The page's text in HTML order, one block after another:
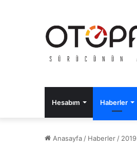
Hesabım Haberler
Anasayfa / Haberler /